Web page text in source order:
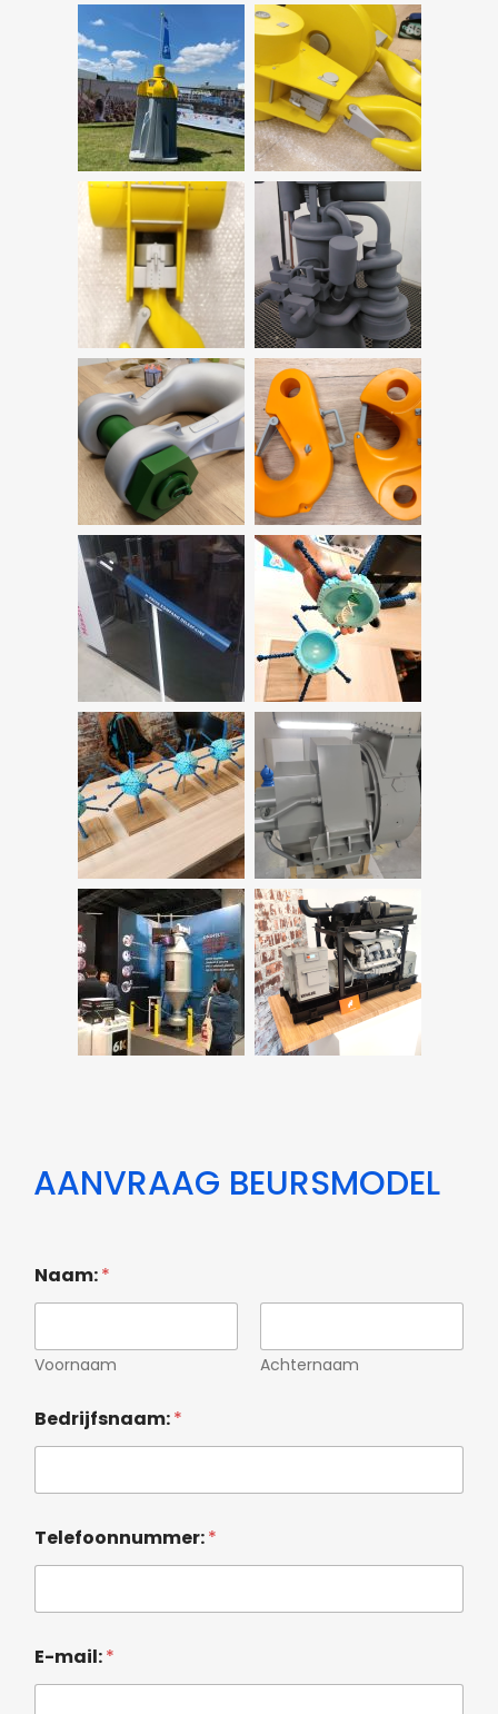
AANVRAAG BEURSMODEL
Naam:*
Voornaam Achternaam
Bedrijfsnaam:*
Telefoonnummer:*
E-mail:*